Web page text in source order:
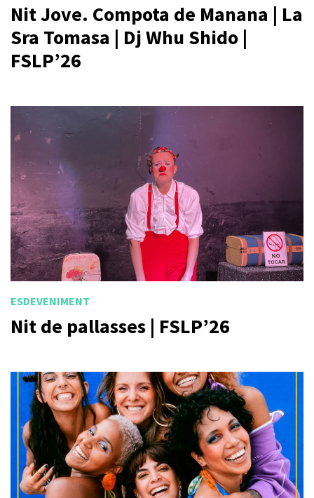
Nit Jove. Compota de Manana | La
Sra Tomasa | Dj Whu Shido |
FSLP’26
ESDEVENIMENT
Nit de pallasses | FSLP’26